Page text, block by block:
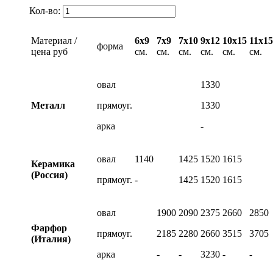
Кол-во:
Материал /
цена руб
форма
6х9
см.
7х9
см.
7х10
см.
9х12
см.
10х15
см.
11х15
см.
Металл
овал
прямоуг.
арка
1330
1330
-
Керамика
(Россия)
овал
прямоуг.
1140
-
1425
1425
1520
1520
1615
1615
Фарфор
(Италия)
овал
прямоуг.
арка
1900
2185
-
2090
2280
-
2375
2660
3230
2660
3515
-
2850
3705
-